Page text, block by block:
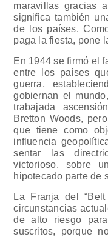
maravillas gracias
significa también
de los países.
paga la fiesta, pone
En 1944 se firmó el
entre los países
guerra,
gobiernan el
trabajada
Bretton Woods,
que tiene como
influencia
sentar las
victorioso, sobre
hipotecado parte de
La Franja del
circunstancias
de alto riesgo
suscritos, porque